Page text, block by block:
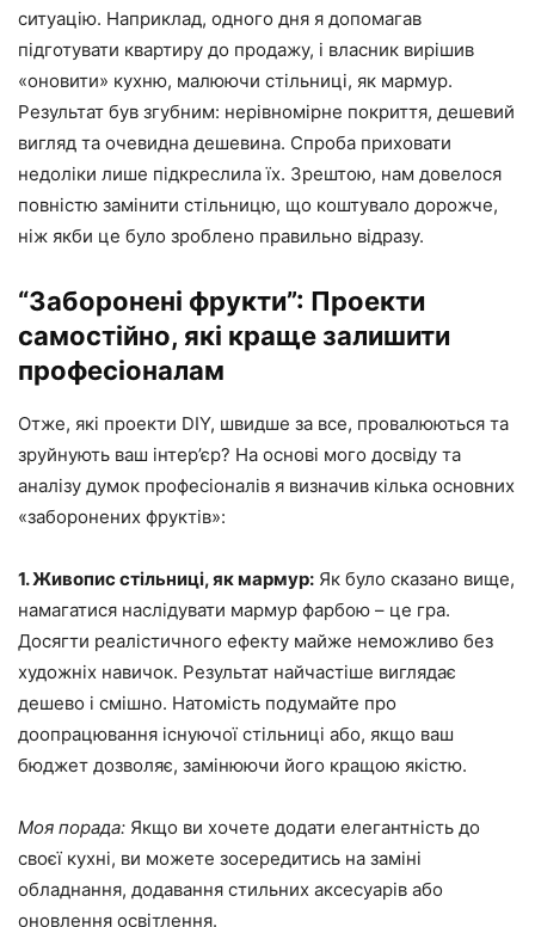
ситуацію. Наприклад, одного дня я допомагав
підготувати квартиру до продажу, і власник вирішив
«оновити» кухню, малюючи стільниці, як мармур.
Результат був згубним: нерівномірне покриття, дешевий
вигляд та очевидна дешевина. Спроба приховати
недоліки лише підкреслила їх. Зрештою, нам довелося
повністю замінити стільницю, що коштувало дорожче,
ніж якби це було зроблено правильно відразу.
“Заборонені фрукти”: Проекти
самостійно, які краще залишити
професіоналам
Отже, які проекти DIY, швидше за все, провалюються та
зруйнують ваш інтер’єр? На основі мого досвіду та
аналізу думок професіоналів я визначив кілька основних
«заборонених фруктів»:
1. Живопис стільниці, як мармур: Як було сказано вище,
намагатися наслідувати мармур фарбою – це гра.
Досягти реалістичного ефекту майже неможливо без
художніх навичок. Результат найчастіше виглядає
дешево і смішно. Натомість подумайте про
доопрацювання існуючої стільниці або, якщо ваш
бюджет дозволяє, замінюючи його кращою якістю.
Моя порада: Якщо ви хочете додати елегантність до
своєї кухні, ви можете зосередитись на заміні
обладнання, додавання стильних аксесуарів або
оновлення освітлення.